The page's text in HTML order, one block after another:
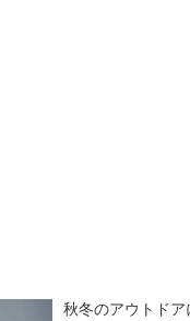
秋冬のアウトド